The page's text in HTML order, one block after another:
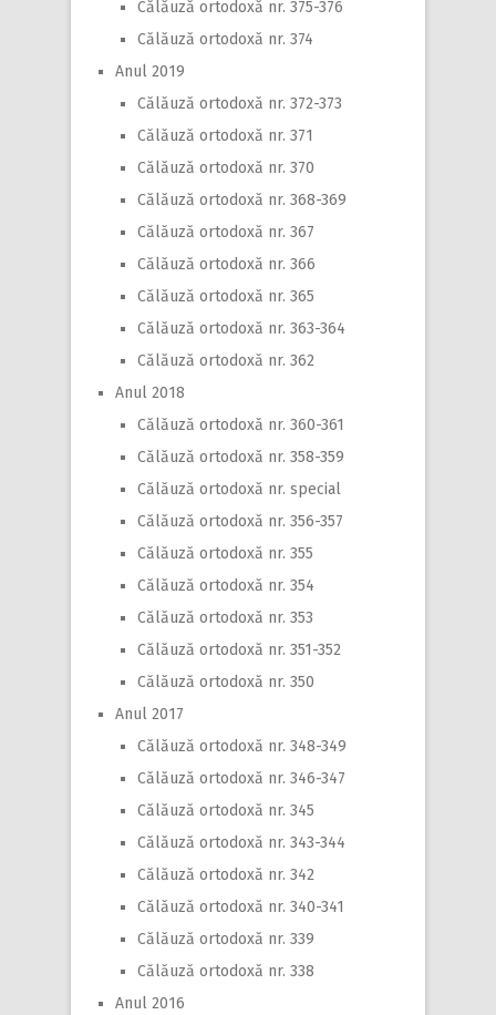
Călăuză ortodoxă nr. 375-376
Călăuză ortodoxă nr. 374
Anul 2019
Călăuză ortodoxă nr. 372-373
Călăuză ortodoxă nr. 371
Călăuză ortodoxă nr. 370
Călăuză ortodoxă nr. 368-369
Călăuză ortodoxă nr. 367
Călăuză ortodoxă nr. 366
Călăuză ortodoxă nr. 365
Călăuză ortodoxă nr. 363-364
Călăuză ortodoxă nr. 362
Anul 2018
Călăuză ortodoxă nr. 360-361
Călăuză ortodoxă nr. 358-359
Călăuză ortodoxă nr. special
Călăuză ortodoxă nr. 356-357
Călăuză ortodoxă nr. 355
Călăuză ortodoxă nr. 354
Călăuză ortodoxă nr. 353
Călăuză ortodoxă nr. 351-352
Călăuză ortodoxă nr. 350
Anul 2017
Călăuză ortodoxă nr. 348-349
Călăuză ortodoxă nr. 346-347
Călăuză ortodoxă nr. 345
Călăuză ortodoxă nr. 343-344
Călăuză ortodoxă nr. 342
Călăuză ortodoxă nr. 340-341
Călăuză ortodoxă nr. 339
Călăuză ortodoxă nr. 338
Anul 2016